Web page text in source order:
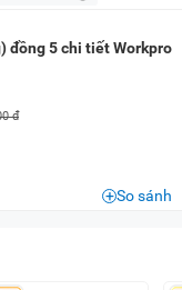
đồng 5 chi tiết Workpro
đ
So sánh